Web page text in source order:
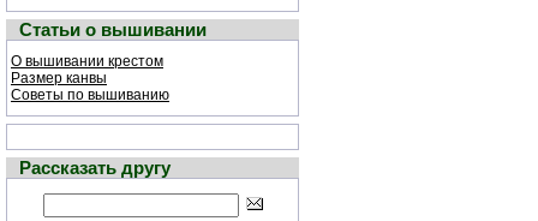
Статьи о вышивании
О вышивании крестом
Размер канвы
Советы по вышиванию
Рассказать другу